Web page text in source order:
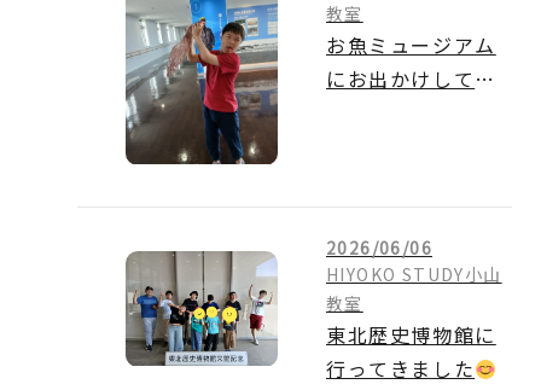
教室
お魚ミュージアム
にお出かけしてき
2026/06/06
HIYOKO STUDY小山
教室
東北歴史博物館に
行ってきました